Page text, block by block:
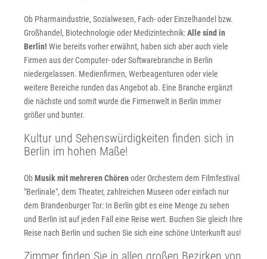
Ob Pharmaindustrie, Sozialwesen, Fach- oder Einzelhandel bzw.
Großhandel, Biotechnologie oder Medizintechnik:Alle sind in
Berlin! Wie bereits vorher erwähnt, haben sich aber auch viele
Firmen aus der Computer- oder Softwarebranche in Berlin
niedergelassen. Medienfirmen, Werbeagenturen oder viele
weitere Bereiche runden das Angebot ab. Eine Branche ergänzt
die nächste und somit wurde die Firmenwelt in Berlin immer
größer und bunter.
Kultur und Sehenswürdigkeiten finden sich in
Berlin im hohen Maße!
ObMusik mit mehreren Chörenoder Orchestern dem Filmfestival
"Berlinale", dem Theater, zahlreichen Museen oder einfach nur
dem Brandenburger Tor: In Berlin gibt es eine Menge zu sehen
und Berlin ist auf jeden Fall eine Reise wert. Buchen Sie gleich Ihre
Reise nach Berlin und suchen Sie sich eine schöne Unterkunft aus!
Zimmer finden Sie in allen großen Bezirken von